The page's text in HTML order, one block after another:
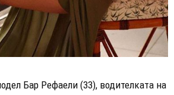
Бар Рефаели (33), водителката на